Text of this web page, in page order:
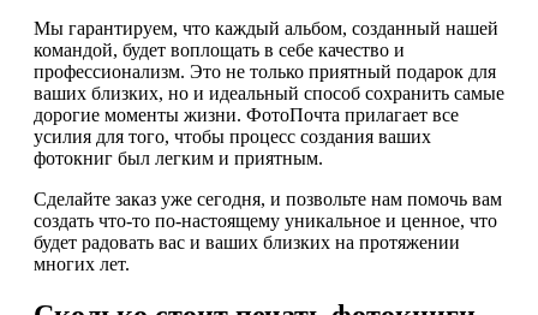
Мы гарантируем, что каждый альбом, созданный нашей
командой, будет воплощать в себе качество и
профессионализм. Это не только приятный подарок для
ваших близких, но и идеальный способ сохранить самые
дорогие моменты жизни. ФотоПочта прилагает все
усилия для того, чтобы процесс создания ваших
фотокниг был легким и приятным.
Сделайте заказ уже сегодня, и позвольте нам помочь вам
создать что-то по-настоящему уникальное и ценное, что
будет радовать вас и ваших близких на протяжении
многих лет.